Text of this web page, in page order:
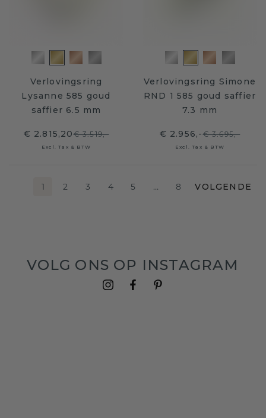
Verlovingsring
Lysanne 585 goud
saffier 6.5 mm
€ 2.815,20€ 3.519,-
Excl. Tax & BTW
Verlovingsring Simone
RND 1 585 goud saffier
7.3 mm
€ 2.956,-€ 3.695,-
Excl. Tax & BTW
1 2 3 4 5 … 8 VOLGENDE
VOLG ONS OP INSTAGRAM